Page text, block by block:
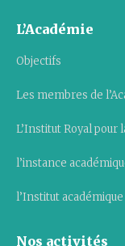
L’Académie
Objectifs
Les membres de
L’Institut Royal pour
l’instance
l’Institut
Nos activités